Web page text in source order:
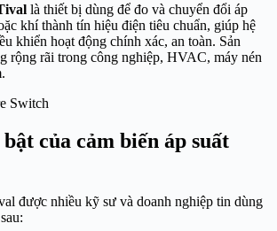
là thiết bị dùng để đo và chuyển đổi áp
khí thành tín hiệu điện tiêu chuẩn, giúp hệ
khiển hoạt động chính xác, an toàn. Sản
rộng rãi trong công nghiệp, HVAC, máy nén
của cảm biến áp suất
được nhiều kỹ sư và doanh nghiệp tin dùng